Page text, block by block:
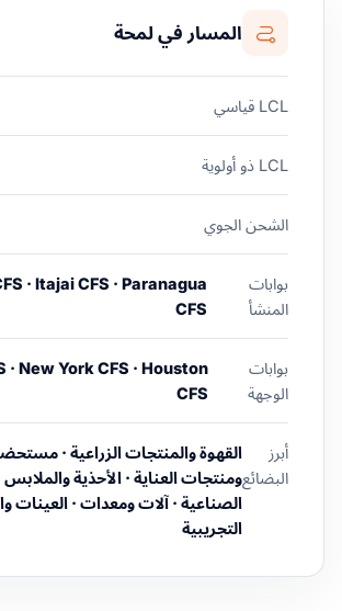
المسار في لمحة
LCL قياسي
LCL ذو أولوية
الشحن الجوي
بوابات
المنشأ
· Itajai CFS · Paranagua
CFS
بوابات
الوجهة
· New York CFS · Houston
CFS
أبرز
البضائع
القهوة والمنتجات الزراعية ·
ومنتجات العناية · الأحذية
الصناعية · آلات ومعدات · العينات
التجريبية